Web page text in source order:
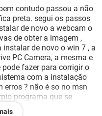
GMAIL
EXCEL
GMAIL
WHATSAPP
FACEBOOK
EXCEL
GMAIL
contudo passou a não
preta. segui os passos
de novo a webcam o
de obter a imagem ,
de novo o win 7 , a
PC Camera, a mesma e
fazer para corrigir o
com a instalação
erros ? não é so no msn
programa que se